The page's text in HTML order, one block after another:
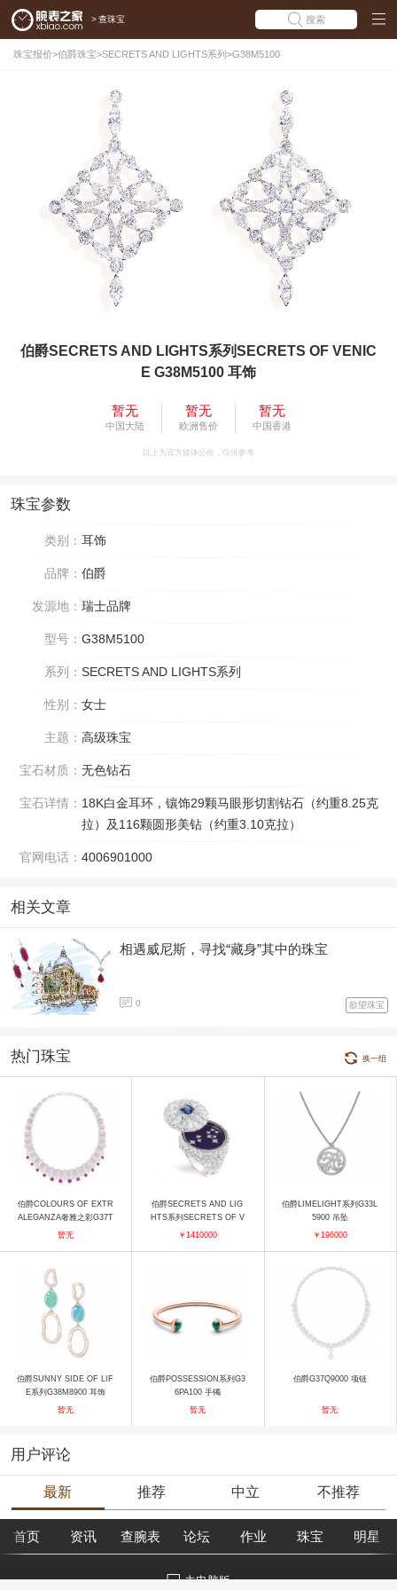
> 查珠宝 搜索
珠宝报价>伯爵珠宝>SECRETS AND LIGHTS系列 >G38M5100
伯爵SECRETS AND LIGHTS系列SECRETS OF VENIC
E G38M5100 耳饰
暂无
中国大陆
暂无
欧洲售价
暂无
中国香港
以上为官方媒体公价，仅供参考
珠宝参数
类别： 耳饰
品牌： 伯爵
发源地： 瑞士品牌
型号： G38M5100
系列： SECRETS AND LIGHTS系列
性别： 女士
主题： 高级珠宝
宝石材质： 无色钻石
宝石详情： 18K白金耳环，镶饰29颗马眼形切割钻石（约重8.25克
拉）及116颗圆形美钻（约重3.10克拉）
官网电话： 4006901000
相关文章
相遇威尼斯，寻找“藏身”其中的珠宝
0 欲望珠宝
热门珠宝 换一组
伯爵COLOURS OF EXTR
ALEGANZA奢雅之彩G37T
6200 项链
暂无
伯爵SECRETS AND LIG
HTS系列SECRETS OF V
ENICE G34HC254 戒指
￥1410000
伯爵LIMELIGHT系列G33L
5900 吊坠
￥196000
伯爵SUNNY SIDE OF LIF
E系列G38M8900 耳饰
暂无
伯爵POSSESSION系列G3
6PA100 手镯
暂无
伯爵G37Q9000 项链
暂无
用户评论
最新 推荐 中立 不推荐
首页 资讯 查腕表 论坛 作业 珠宝 明星
去电脑版